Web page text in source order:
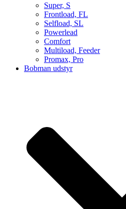
Super, S
Frontload, FL
Selfload, SL
Powerlead
Comfort
Multiload, Feeder
Promax, Pro
Bobman udstyr